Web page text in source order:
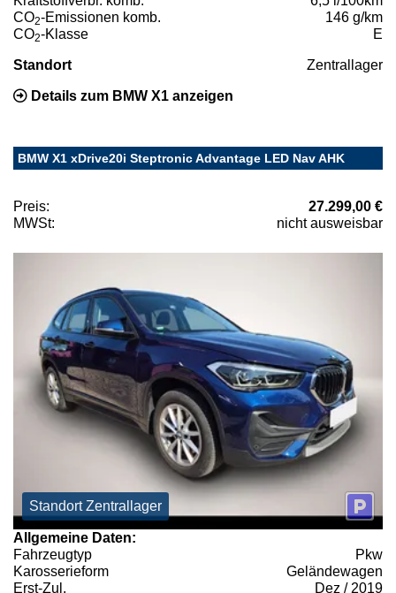
CO2-Emissionen komb.
146 g/km
CO2-Klasse E
Standort Zentrallager
Details zum BMW X1 anzeigen
BMW X1 xDrive20i Steptronic Advantage LED Nav AHK
Preis:
27.299,00 €
MWSt:
nicht ausweisbar
Standort Zentrallager
Allgemeine Daten:
Fahrzeugtyp
Pkw
Karosserieform
Geländewagen
Erst-Zul.
Dez / 2019